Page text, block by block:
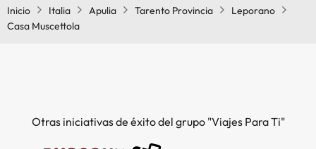
Inicio Italia Apulia Tarento Provincia
Leporano
Casa Muscettola
Otras iniciativas de éxito del grupo "Viajes Para Ti"